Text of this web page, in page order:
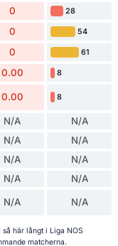
0 28
0 54
0 61
0.00 8
0.00 8
N/A N/A
N/A N/A
N/A N/A
N/A N/A
N/A N/A
här långt i Liga NOS
matcherna.